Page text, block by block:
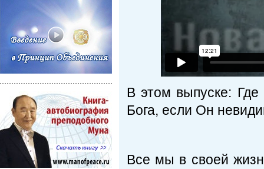
В этом выпуске: Где
Бога, если Он
Все мы в своей